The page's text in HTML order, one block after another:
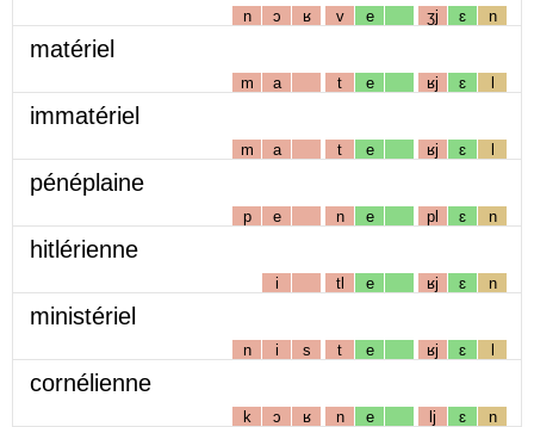
n ɔ ʁ v e ʒj ɛ n
matériel
m a t e ʁj ɛ l
immatériel
m a t e ʁj ɛ l
pénéplaine
p e n e pl ɛ n
hitlérienne
i tl e ʁj ɛ n
ministériel
n i s t e ʁj ɛ l
cornélienne
k ɔ ʁ n e lj ɛ n